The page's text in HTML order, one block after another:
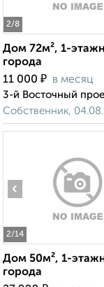
2/8
Дом 72м², 1-
города
11 000 ₽ в месяц
3-й Восточный
Собственник,
2/14
‹
Дом 50м², 1-
города